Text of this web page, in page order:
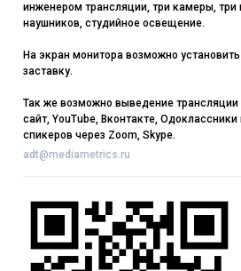
инженером трансляции, три камеры,
наушников, студийное освещение.
На экран монитора возможно
заставку.
Так же возможно выведение
сайт, YouTube, Вконтакте,
спикеров через Zoom, Skype.
adt@mediametrics.ru